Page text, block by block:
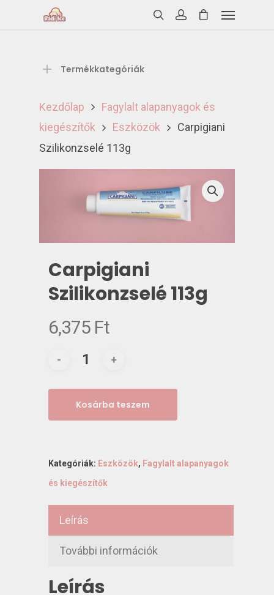
Termékkategóriák
Kezdőlap
Fagylalt alapanyagok és
kiegészítők
Eszközök
Carpigiani
Szilikonzselé 113g
Carpigiani
Szilikonzselé 113g
6,375 Ft
Kosárba teszem
Kategóriák: Eszközök, Fagylalt alapanyagok
és kiegészítők
Leírás
További információk
Leírás